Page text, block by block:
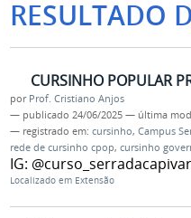
RESULTADO
CURSINHO POPULAR
por Prof. Cristiano Anjos
— publicado 24/06/2025 — última
— registrado em: cursinho, Campus
rede de cursinho cpop, cursinho
IG:
Localizado em Extensão